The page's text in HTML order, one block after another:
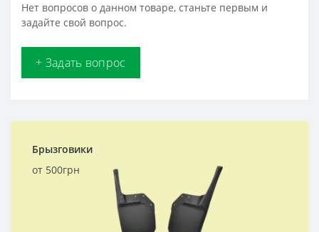
Нет вопросов о данном товаре, станьте первым и
задайте свой вопрос.
+ Задать вопрос
Брызговики
от 500грн